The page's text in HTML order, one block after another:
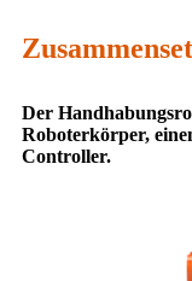
Der
Roboterkörper,
Controller.